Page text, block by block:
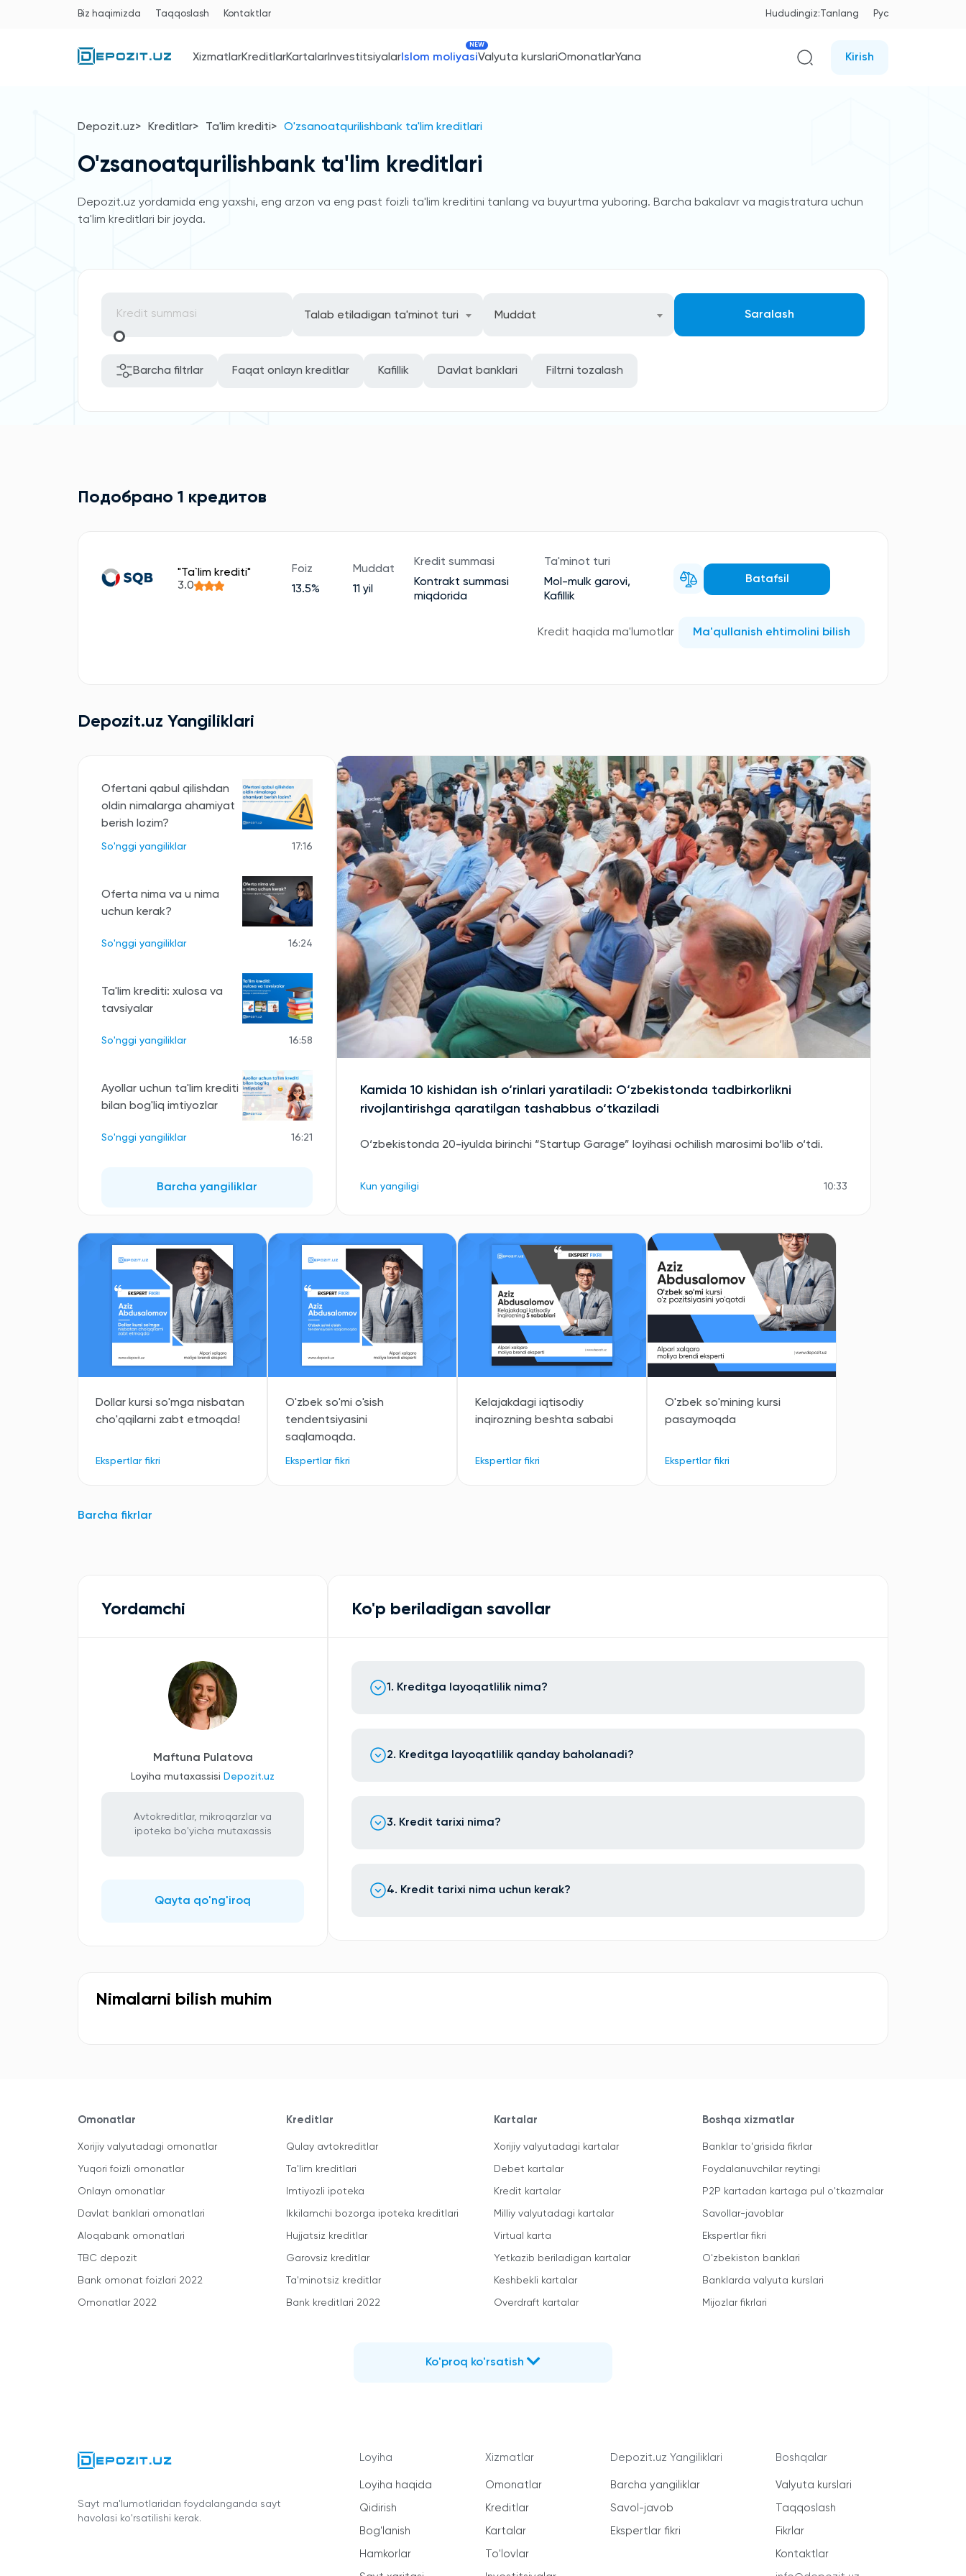
Biz haqimizda Taqqoslash Kontaktlar Hududingiz:Tanlang Рус
XizmatlarKreditlarKartalarInvestitsiyalarIslom moliyasi
NEW
Valyuta kurslariOmonatlarYana Kirish
Depozit.uz Kreditlar Ta'lim krediti O'zsanoatqurilishbank ta'lim kreditlari
O'zsanoatqurilishbank ta'lim kreditlari
Depozit.uz yordamida eng yaxshi, eng arzon va eng past foizli ta'lim kreditini tanlang va buyurtma yuboring. Barcha bakalavr va magistratura uchun
ta'lim kreditlari bir joyda.
Talab etiladigan ta'minot turi Muddat Saralash
Barcha filtrlar Faqat onlayn kreditlar Kafillik Davlat banklari Filtrni tozalash
Подобрано 1 кредитов
"Ta`lim krediti"
3.0
Foiz
13.5%
Muddat
11 yil
Kredit summasi
Kontrakt summasi
miqdorida
Ta'minot turi
Mol-mulk garovi,
Kafillik
Batafsil
Kredit haqida ma'lumotlar Ma'qullanish ehtimolini bilish
Depozit.uz Yangiliklari
Ofertani qabul qilishdan
oldin nimalarga ahamiyat
berish lozim?
So'nggi yangiliklar 17:16
Oferta nima va u nima
uchun kerak?
So'nggi yangiliklar 16:24
Ta'lim krediti: xulosa va
tavsiyalar
So'nggi yangiliklar 16:58
Ayollar uchun ta'lim krediti
bilan bog'liq imtiyozlar
So'nggi yangiliklar 16:21
Barcha yangiliklar
Kamida 10 kishidan ish o‘rinlari yaratiladi: O‘zbekistonda tadbirkorlikni
rivojlantirishga qaratilgan tashabbus o‘tkaziladi
O‘zbekistonda 20-iyulda birinchi “Startup Garage” loyihasi ochilish marosimi bo‘lib o‘tdi.
Kun yangiligi 10:33
Dollar kursi so'mga nisbatan
cho'qqilarni zabt etmoqda!
Ekspertlar fikri
O'zbek so'mi o'sish
tendentsiyasini
saqlamoqda.
Ekspertlar fikri
Kelajakdagi iqtisodiy
inqirozning beshta sababi
Ekspertlar fikri
O'zbek so'mining kursi
pasaymoqda
Ekspertlar fikri
Barcha fikrlar
Yordamchi
Maftuna Pulatova
Loyiha mutaxassisi Depozit.uz
Avtokreditlar, mikroqarzlar va
ipoteka bo'yicha mutaxassis
Qayta qo'ng'iroq
Ko'p beriladigan savollar
1. Kreditga layoqatlilik nima?
2. Kreditga layoqatlilik qanday baholanadi?
3. Kredit tarixi nima?
4. Kredit tarixi nima uchun kerak?
Nimalarni bilish muhim
Omonatlar
Xorijiy valyutadagi omonatlar
Yuqori foizli omonatlar
Onlayn omonatlar
Davlat banklari omonatlari
Aloqabank omonatlari
TBC depozit
Bank omonat foizlari 2022
Omonatlar 2022
Kreditlar
Qulay avtokreditlar
Ta'lim kreditlari
Imtiyozli ipoteka
Ikkilamchi bozorga ipoteka kreditlari
Hujjatsiz kreditlar
Garovsiz kreditlar
Ta'minotsiz kreditlar
Bank kreditlari 2022
Kartalar
Xorijiy valyutadagi kartalar
Debet kartalar
Kredit kartalar
Milliy valyutadagi kartalar
Virtual karta
Yetkazib beriladigan kartalar
Keshbekli kartalar
Overdraft kartalar
Boshqa xizmatlar
Banklar to'grisida fikrlar
Foydalanuvchilar reytingi
P2P kartadan kartaga pul o'tkazmalar
Savollar-javoblar
Ekspertlar fikri
O'zbekiston banklari
Banklarda valyuta kurslari
Mijozlar fikrlari
Ko'proq ko'rsatish
Sayt ma'lumotlaridan foydalanganda sayt
havolasi ko'rsatilishi kerak.
Loyiha
Loyiha haqida
Qidirish
Bog'lanish
Hamkorlar
Xizmatlar
Omonatlar
Kreditlar
Kartalar
To'lovlar
Depozit.uz Yangiliklari
Barcha yangiliklar
Savol-javob
Ekspertlar fikri
Boshqalar
Valyuta kurslari
Taqqoslash
Fikrlar
Kontaktlar